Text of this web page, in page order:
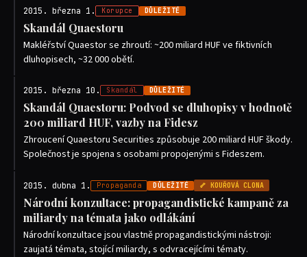
2015. března 1. Korupce DŮLEŽITÉ
Skandál Quaestoru
Makléřství Quaestor se zhroutí: ~200 miliard HUF ve fiktivních
dluhopisech, ~32 000 obětí.
2015. března 10. Skandál DŮLEŽITÉ
Skandál Quaestoru: Podvod se dluhopisy v hodnotě
200 miliard HUF, vazby na Fidesz
Zhroucení Quaestoru Securities způsobuje 200 miliard HUF škody.
Společnost je spojena s osobami propojenými s Fideszem.
2015. dubna 1. Propaganda DŮLEŽITÉ 🦴 KOUŘOVÁ CLONA
Národní konzultace: propagandistické kampaně za
miliardy na témata jako odlákání
Národní konzultace jsou vlastně propagandistickými nástroji:
zaujatá témata, stojící miliardy, s odvracejícími tématy.